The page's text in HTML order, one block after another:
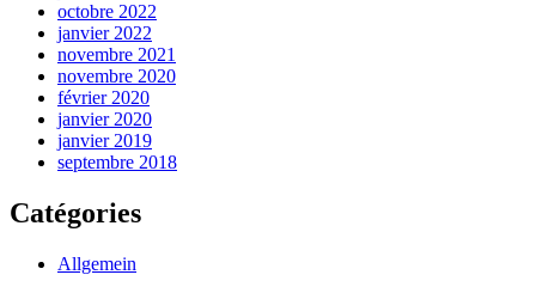
octobre 2022
janvier 2022
novembre 2021
novembre 2020
février 2020
janvier 2020
janvier 2019
septembre 2018
Catégories
Allgemein